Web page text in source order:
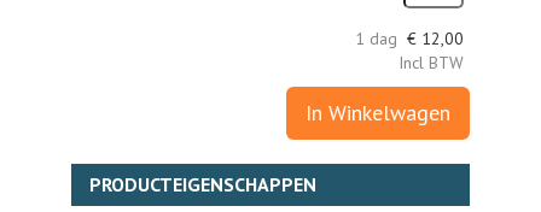
1 dag € 12,00
Incl BTW
In Winkelwagen
PRODUCTEIGENSCHAPPEN